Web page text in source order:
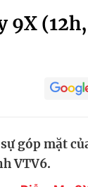
trực tuyến
9X
góp mặt
VTV6.